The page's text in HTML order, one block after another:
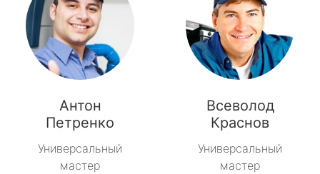
Антон
Петренко
Универсальный
мастер
Всеволод
Краснов
Универсальный
мастер